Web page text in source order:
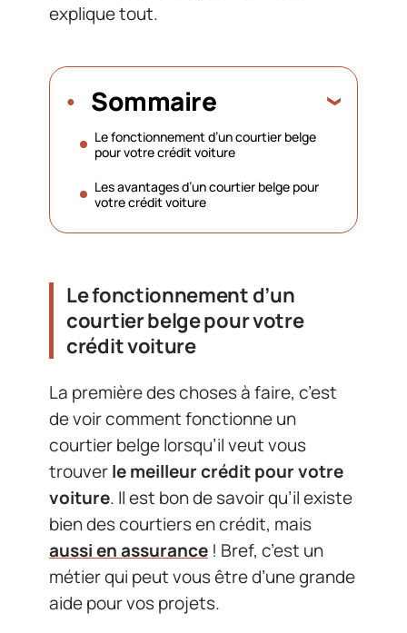
explique tout.
Sommaire
Le fonctionnement d’un courtier belge
pour votre crédit voiture
Les avantages d’un courtier belge pour
votre crédit voiture
Le fonctionnement d’un
courtier belge pour votre
crédit voiture
La première des choses à faire, c’est
de voir comment fonctionne un
courtier belge lorsqu’il veut vous
trouverle meilleur crédit pour votre
voiture. Il est bon de savoir qu’il existe
bien des courtiers en crédit, mais
aussi en assurance ! Bref, c’est un
métier qui peut vous être d’une grande
aide pour vos projets.